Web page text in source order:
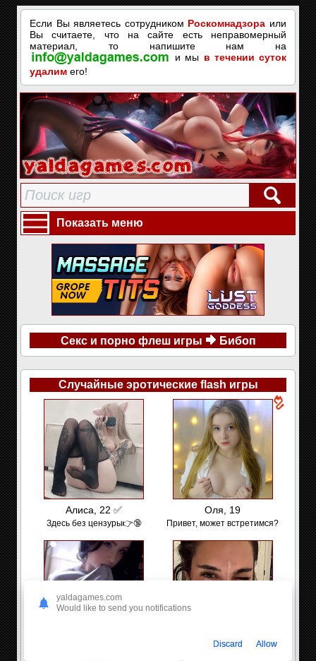
Если Вы являетесь сотрудником Роскомнадзора или
Вы считаете, что на сайте есть неправомерный
материал, то напишите нам на
и мы в течении суток
удалим его!
Показать меню
Секс и порно флеш игры Бибоп
Случайные эротические flash игры
Алиса, 22 ✅
Здесь без цензуры👉🔞
Оля, 19
Привет, может встретимся?
yaldagames.com
Would like to send you notifications
Discard Allow